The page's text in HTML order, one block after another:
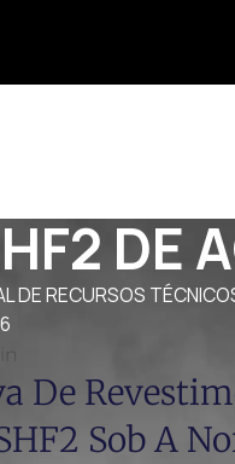
DE RECURSOS
De
Sob A